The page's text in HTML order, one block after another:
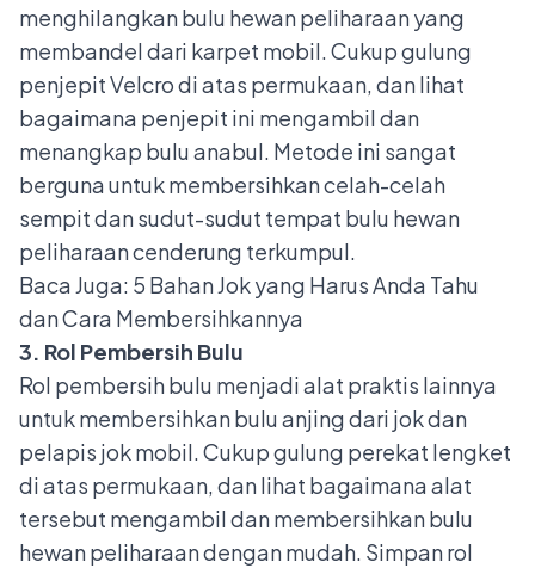
menghilangkan bulu hewan peliharaan yang
membandel dari karpet mobil. Cukup gulung
penjepit Velcro di atas permukaan, dan lihat
bagaimana penjepit ini mengambil dan
menangkap bulu anabul. Metode ini sangat
berguna untuk membersihkan celah-celah
sempit dan sudut-sudut tempat bulu hewan
peliharaan cenderung terkumpul.
Baca Juga: 5 Bahan Jok yang Harus Anda Tahu
dan Cara Membersihkannya
3. Rol Pembersih Bulu
Rol pembersih bulu menjadi alat praktis lainnya
untuk membersihkan bulu anjing dari jok dan
pelapis jok mobil. Cukup gulung perekat lengket
di atas permukaan, dan lihat bagaimana alat
tersebut mengambil dan membersihkan bulu
hewan peliharaan dengan mudah. Simpan rol